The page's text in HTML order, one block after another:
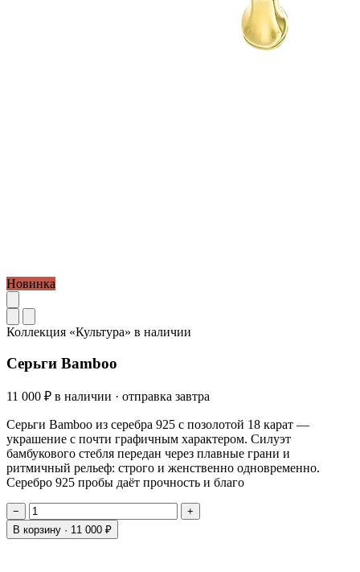
Новинка
Коллекция «Культура» в наличии
Серьги Bamboo
11 000 ₽ в наличии · отправка завтра
Серьги Bamboo из серебра 925 с позолотой 18 карат —
украшение с почти графичным характером. Силуэт
бамбукового стебля передан через плавные грани и
ритмичный рельеф: строго и женственно одновременно.
Серебро 925 пробы даёт прочность и благо
−
+
В корзину · 11 000 ₽